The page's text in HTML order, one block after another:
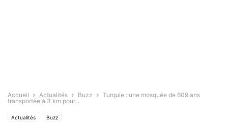
Accueil Actualités Buzz
Turquie : une mosquée de 609 ans
transportée à 3 km pour...
Actualités Buzz